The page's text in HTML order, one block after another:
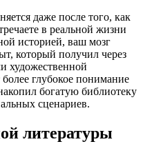
даже после того, как
в реальной жизни
историей, ваш мозг
который получил через
художественной
глубокое понимание
богатую библиотеку
сценариев.
литературы